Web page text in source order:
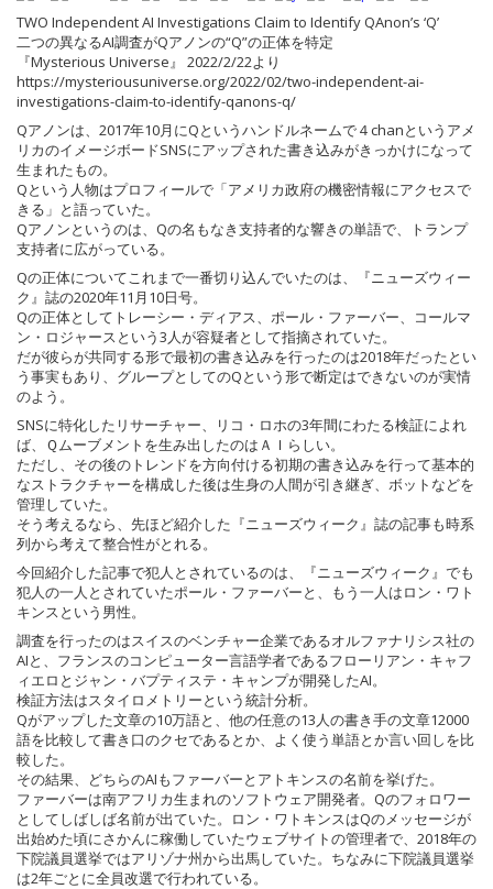
TWO Independent AI Investigations Claim to Identify QAnon’s ‘Q’
二つの異なるAI調査がQアノンの“Q”の正体を特定
『Mysterious Universe』 2022/2/22より
https://mysteriousuniverse.org/2022/02/two-independent-ai-
investigations-claim-to-identify-qanons-q/
Qアノンは、2017年10月にQというハンドルネームで４chanというアメ
リカのイメージボードSNSにアップされた書き込みがきっかけになって
生まれたもの。
Qという人物はプロフィールで「アメリカ政府の機密情報にアクセスで
きる」と語っていた。
Qアノンというのは、Qの名もなき支持者的な響きの単語で、トランプ
支持者に広がっている。
Qの正体についてこれまで一番切り込んでいたのは、『ニューズウィー
ク』誌の2020年11月10日号。
Qの正体としてトレーシー・ディアス、ポール・ファーバー、コールマ
ン・ロジャースという3人が容疑者として指摘されていた。
だが彼らが共同する形で最初の書き込みを行ったのは2018年だったとい
う事実もあり、グループとしてのQという形で断定はできないのが実情
のよう。
SNSに特化したリサーチャー、リコ・ロホの3年間にわたる検証によれ
ば、Ｑムーブメントを生み出したのはＡＩらしい。
ただし、その後のトレンドを方向付ける初期の書き込みを行って基本的
なストラクチャーを構成した後は生身の人間が引き継ぎ、ボットなどを
管理していた。
そう考えるなら、先ほど紹介した『ニューズウィーク』誌の記事も時系
列から考えて整合性がとれる。
今回紹介した記事で犯人とされているのは、『ニューズウィーク』でも
犯人の一人とされていたポール・ファーバーと、もう一人はロン・ワト
キンスという男性。
調査を行ったのはスイスのベンチャー企業であるオルファナリシス社の
AIと、フランスのコンピューター言語学者であるフローリアン・キャフ
ィエロとジャン・バプティステ・キャンプが開発したAI。
検証方法はスタイロメトリーという統計分析。
Qがアップした文章の10万語と、他の任意の13人の書き手の文章12000
語を比較して書き口のクセであるとか、よく使う単語とか言い回しを比
較した。
その結果、どちらのAIもファーバーとアトキンスの名前を挙げた。
ファーバーは南アフリカ生まれのソフトウェア開発者。Qのフォロワー
としてしばしば名前が出ていた。ロン・ワトキンスはQのメッセージが
出始めた頃にさかんに稼働していたウェブサイトの管理者で、2018年の
下院議員選挙ではアリゾナ州から出馬していた。ちなみに下院議員選挙
は2年ごとに全員改選で行われている。